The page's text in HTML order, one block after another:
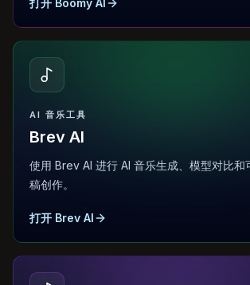
打开 Boomy AI
AI 音乐工具
Brev AI
使用 Brev AI 进行 AI 音乐生成、模型对比和
稿创作。
打开 Brev AI